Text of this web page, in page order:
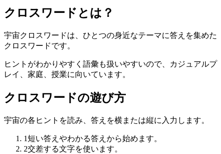
クロスワードとは？
宇宙クロスワードは、ひとつの身近なテーマに答えを集めた
クロスワードです。
ヒントがわかりやすく語彙も扱いやすいので、カジュアルプ
レイ、家庭、授業に向いています。
クロスワードの遊び方
宇宙の各ヒントを読み、答えを横または縦に入力します。
1短い答えやわかる答えから始めます。
2交差する文字を使います。